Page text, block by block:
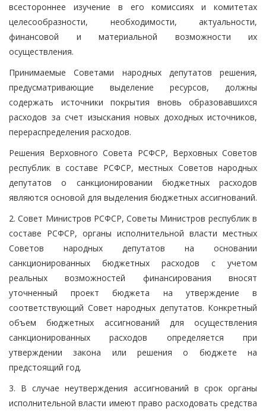
всестороннее изучение в его комиссиях и комитетах
целесообразности, необходимости, актуальности,
финансовой и материальной возможности их
осуществления.
Принимаемые Советами народных депутатов решения,
предусматривающие выделение ресурсов, должны
содержать источники покрытия вновь образовавшихся
расходов за счет изыскания новых доходных источников,
перераспределения расходов.
Решения Верховного Совета РСФСР, Верховных Советов
республик в составе РСФСР, местных Советов народных
депутатов о санкционировании бюджетных расходов
являются основой для выделения бюджетных ассигнований.
2. Совет Министров РСФСР, Советы Министров республик в
составе РСФСР, органы исполнительной власти местных
Советов народных депутатов на основании
санкционированных бюджетных расходов с учетом
реальных возможностей финансирования вносят
уточненный проект бюджета на утверждение в
соответствующий Совет народных депутатов. Конкретный
объем бюджетных ассигнований для осуществления
санкционированных расходов определяется при
утверждении закона или решения о бюджете на
предстоящий год.
3. В случае неутверждения ассигнований в срок органы
исполнительной власти имеют право расходовать средства